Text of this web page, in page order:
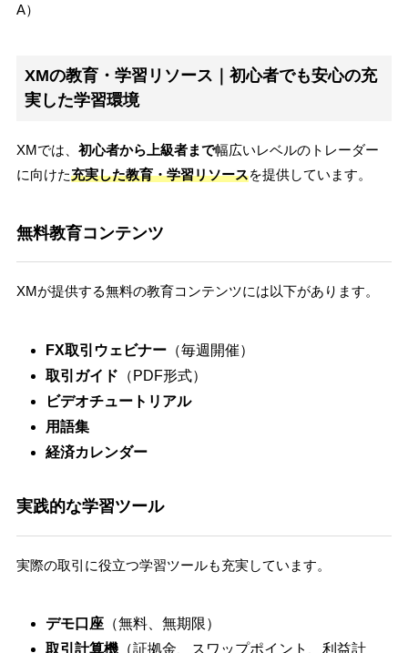
A）
XMの教育・学習リソース｜初心者でも安心の充
実した学習環境
XMでは、 初心者から上級者まで幅広いレベルのトレーダー
に向けた充実した教育・学習リソースを提供しています。
無料教育コンテンツ
XMが提供する無料の教育コンテンツには以下があります。
FX取引ウェビナー（毎週開催）
取引ガイド （PDF形式）
ビデオチュートリアル
用語集
経済カレンダー
実践的な学習ツール
実際の取引に役立つ学習ツールも充実しています。
デモ口座（無料、無期限）
取引計算機（証拠金、スワップポイント、利益計